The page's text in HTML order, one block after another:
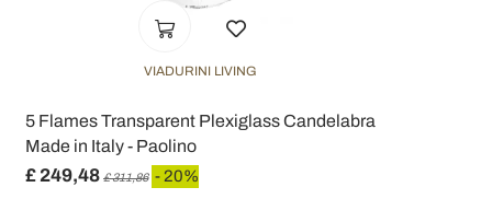
VIADURINI LIVING
5 Flames Transparent Plexiglass Candelabra
Made in Italy - Paolino
£ 249,48 £ 311,86 - 20%